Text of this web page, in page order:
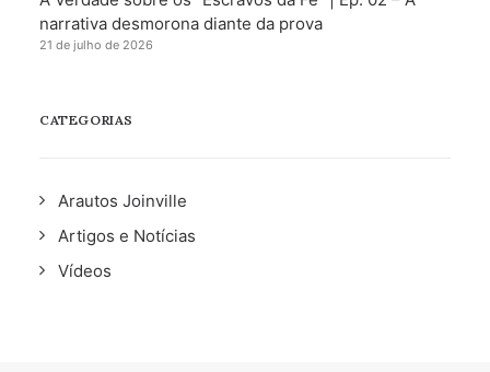
narrativa desmorona diante da prova
21 de julho de 2026
CATEGORIAS
Arautos Joinville
Artigos e Notícias
Vídeos